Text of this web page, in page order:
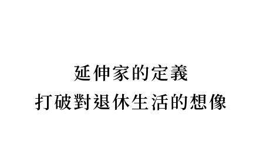
延伸家的定義
打破對退休生活的想像